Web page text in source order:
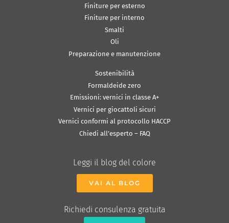
Finiture per esterno
Finiture per interno
Smalti
Oli
Preparazione e manutenzione
Sostenibilità
Formaldeide zero
Emissioni: vernici in classe A+
Vernici per giocattoli sicuri
Vernici conformi al protocollo HACCP
Chiedi all’esperto – FAQ
Leggi il blog del colore
VAI AL BLOG
Richiedi consulenza gratuita